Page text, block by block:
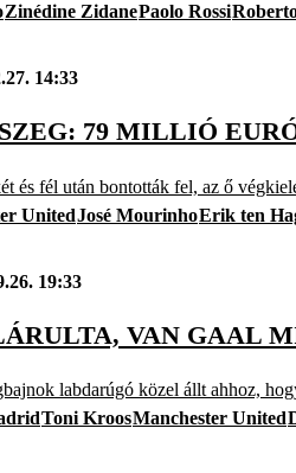
Zinédine ZidanePaolo Rossi
14:33
79 MILLIÓ
és fél után bontották fel, az ő
UnitedJosé MourinhoErik ten
19:33
VAN GAAL
labdarúgó közel állt ahhoz,
Toni KroosManchester United